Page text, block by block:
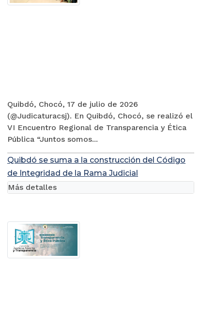
Quibdó, Chocó, 17 de julio de 2026
(@Judicaturacsj). En Quibdó, Chocó, se realizó el
VI Encuentro Regional de Transparencia y Ética
Pública “Juntos somos...
Quibdó se suma a la construcción del Código
de Integridad de la Rama Judicial
Más detalles